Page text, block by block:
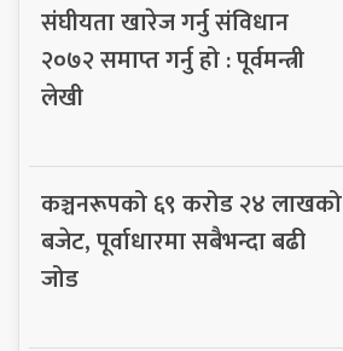
संघीयता खारेज गर्नु संविधान
२०७२ समाप्त गर्नु हो : पूर्वमन्त्री
लेखी
कञ्चनरूपको ६९ करोड २४ लाखको
बजेट, पूर्वाधारमा सबैभन्दा बढी
जोड